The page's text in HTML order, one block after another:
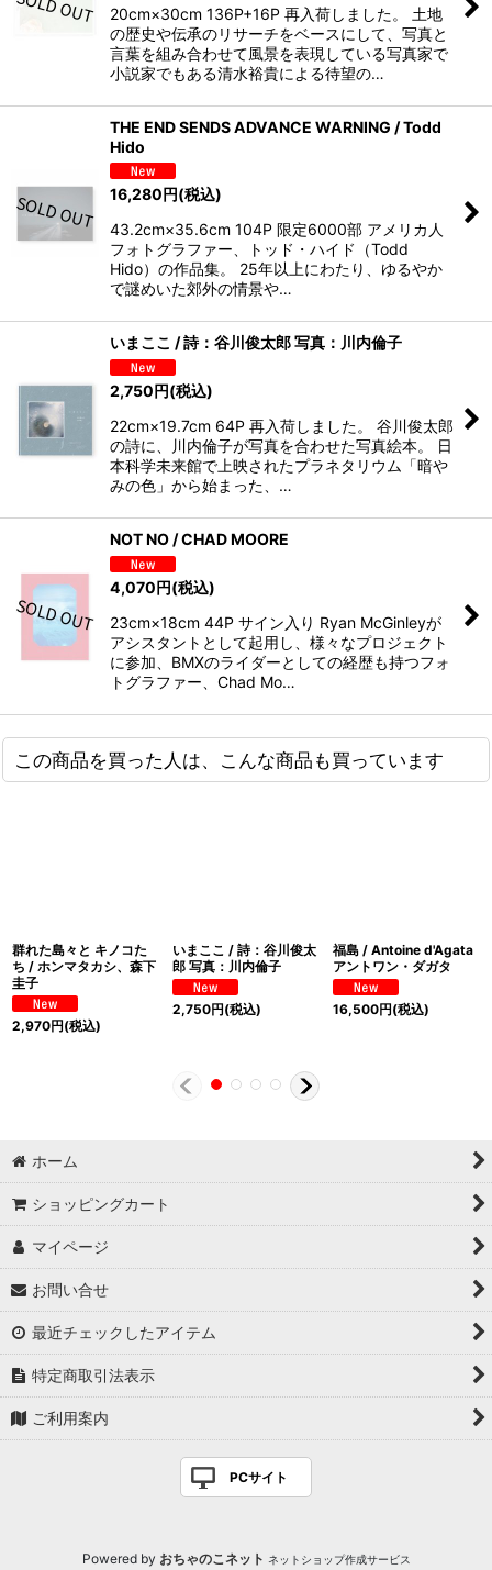
20cm×30cm 136P+16P 再入荷しました。 土地
の歴史や伝承のリサーチをベースにして、写真と
言葉を組み合わせて風景を表現している写真家で
小説家でもある清水裕貴による待望の…
THE END SENDS ADVANCE WARNING / Todd
Hido
16,280円(税込)
43.2cm×35.6cm 104P 限定6000部 アメリカ人
フォトグラファー、トッド・ハイド（Todd
Hido）の作品集。 25年以上にわたり、ゆるやか
で謎めいた郊外の情景や…
いまここ / 詩：谷川俊太郎 写真：川内倫子
2,750円(税込)
22cm×19.7cm 64P 再入荷しました。 谷川俊太郎
の詩に、川内倫子が写真を合わせた写真絵本。 日
本科学未来館で上映されたプラネタリウム「暗や
みの色」から始まった、…
NOT NO / CHAD MOORE
4,070円(税込)
23cm×18cm 44P サイン入り Ryan McGinleyが
アシスタントとして起用し、様々なプロジェクト
に参加、BMXのライダーとしての経歴も持つフォ
トグラファー、Chad Mo…
この商品を買った人は、こんな商品も買っています
群れた島々と キノコた
ち / ホンマタカシ、森下
圭子
2,970円(税込)
いまここ / 詩：谷川俊太
郎 写真：川内倫子
2,750円(税込)
福島 / Antoine d'Agata
アントワン・ダガタ
16,500円(税込)
ホーム
ショッピングカート
マイページ
お問い合せ
最近チェックしたアイテム
特定商取引法表示
ご利用案内
PCサイト
Powered by おちゃのこネット ネットショップ作成サービス